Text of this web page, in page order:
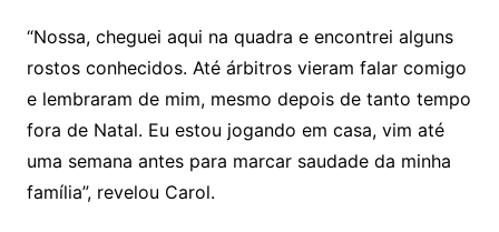
“Nossa, cheguei aqui na quadra e encontrei alguns
rostos conhecidos. Até árbitros vieram falar comigo
e lembraram de mim, mesmo depois de tanto tempo
fora de Natal. Eu estou jogando em casa, vim até
uma semana antes para marcar saudade da minha
família”, revelou Carol.